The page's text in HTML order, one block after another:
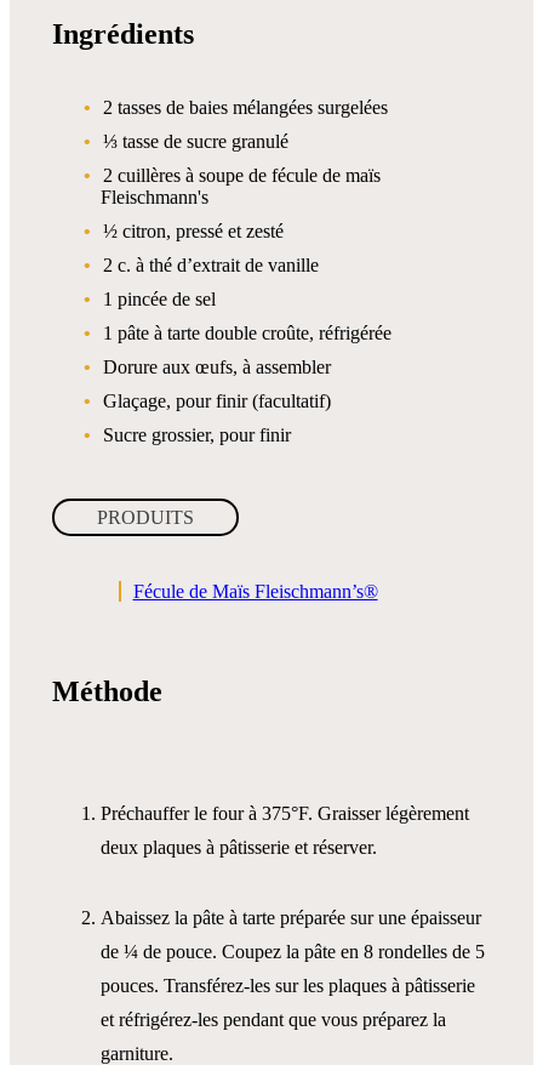
Ingrédients
2 tasses de baies mélangées surgelées
⅓ tasse de sucre granulé
2 cuillères à soupe de fécule de maïs
Fleischmann's
½ citron, pressé et zesté
2 c. à thé d’extrait de vanille
1 pincée de sel
1 pâte à tarte double croûte, réfrigérée
Dorure aux œufs, à assembler
Glaçage, pour finir (facultatif)
Sucre grossier, pour finir
PRODUITS
Fécule de Maïs Fleischmann’s®
Méthode
Préchauffer le four à 375°F. Graisser légèrement
deux plaques à pâtisserie et réserver.
Abaissez la pâte à tarte préparée sur une épaisseur
de ¼ de pouce. Coupez la pâte en 8 rondelles de 5
pouces. Transférez-les sur les plaques à pâtisserie
et réfrigérez-les pendant que vous préparez la
garniture.